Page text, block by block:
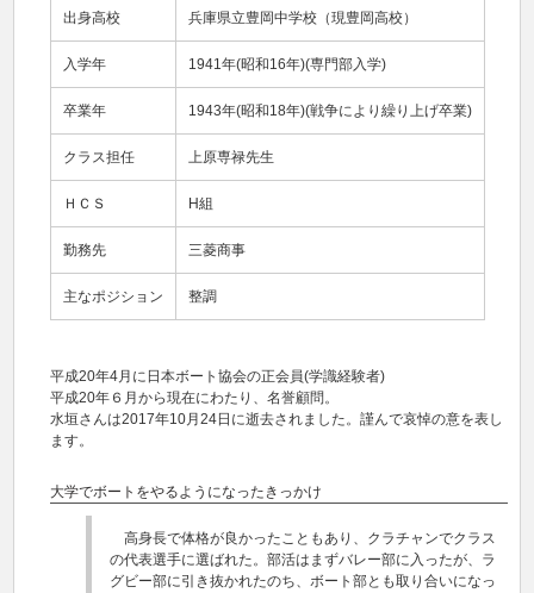
出身高校 兵庫県立豊岡中学校（現豊岡高校）
入学年 1941年(昭和16年)(専門部入学)
卒業年 1943年(昭和18年)(戦争により繰り上げ卒業)
クラス担任 上原専禄先生
ＨＣＳ H組
勤務先 三菱商事
主なポジション 整調
平成20年4月に日本ボート協会の正会員(学識経験者)
平成20年６月から現在にわたり、名誉顧問。
水垣さんは2017年10月24日に逝去されました。謹んで哀悼の意を表し
ます。
大学でボートをやるようになったきっかけ
高身長で体格が良かったこともあり、クラチャンでクラス
の代表選手に選ばれた。部活はまずバレー部に入ったが、ラ
グビー部に引き抜かれたのち、ボート部とも取り合いになっ